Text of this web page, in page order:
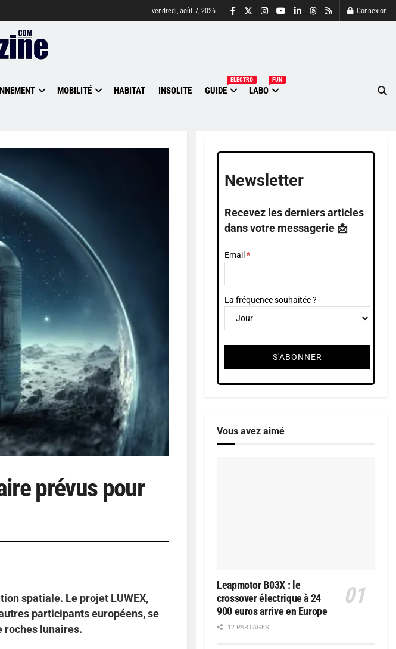
vendredi, août 7, 2026 Connexion
MOBILITÉ HABITAT INSOLITE GUIDE
ELECTRO
LABO
FUN
prévus pour
spatiale. Le projet LUWEX,
participants européens, se
roches lunaires.
Newsletter
Recevez les derniers articles
dans votre messagerie 📩
Email
La fréquence souhaitée ?
Vous avez aimé
Leapmotor B03X : le
crossover électrique à 24
900 euros arrive en Europe
12 PARTAGES